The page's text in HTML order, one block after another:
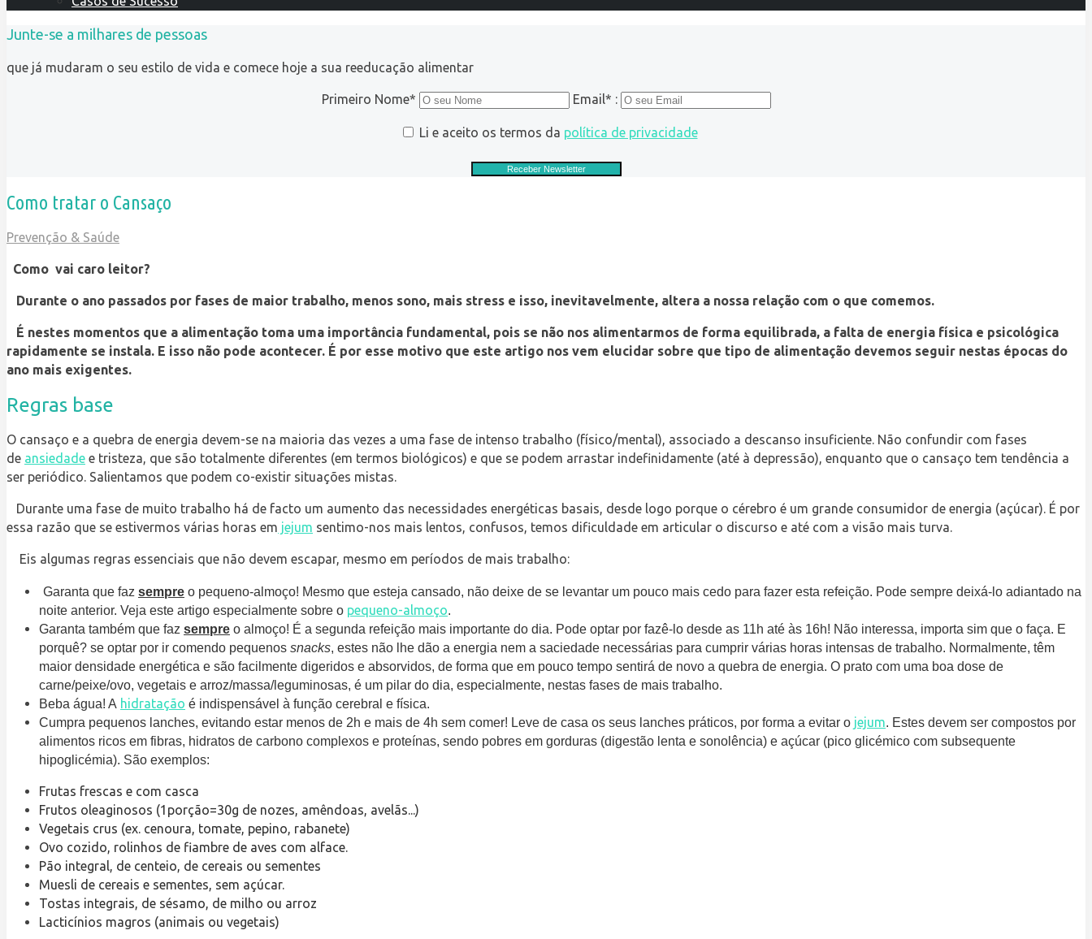
Junte-se a milhares de pessoas
que já mudaram o seu estilo de vida e comece hoje a sua reeducação alimentar
Primeiro Nome* Email* :
Li e aceito os termos da política de privacidade
Como tratar o Cansaço
Prevenção & Saúde
Como vai caro leitor?
Durante o ano passados por fases de maior trabalho, menos sono, mais stress e isso, inevitavelmente, altera a nossa relação com o que comemos.
É nestes momentos que a alimentação toma uma importância fundamental, pois se não nos alimentarmos de forma equilibrada, a falta de energia física e psicológica
rapidamente se instala. E isso não pode acontecer. É por esse motivo que este artigo nos vem elucidar sobre que tipo de alimentação devemos seguir nestas épocas do
ano mais exigentes.
Regras base
O cansaço e a quebra de energia devem-se na maioria das vezes a uma fase de intenso trabalho (físico/mental), associado a descanso insuficiente. Não confundir com fases
de ansiedade e tristeza, que são totalmente diferentes (em termos biológicos) e que se podem arrastar indefinidamente (até à depressão), enquanto que o cansaço tem tendência a
ser periódico. Salientamos que podem co-existir situações mistas.
Durante uma fase de muito trabalho há de facto um aumento das necessidades energéticas basais, desde logo porque o cérebro é um grande consumidor de energia (açúcar). É por
essa razão que se estivermos várias horas em jejum sentimo-nos mais lentos, confusos, temos dificuldade em articular o discurso e até com a visão mais turva.
Eis algumas regras essenciais que não devem escapar, mesmo em períodos de mais trabalho:
Garanta que faz sempre o pequeno-almoço! Mesmo que esteja cansado, não deixe de se levantar um pouco mais cedo para fazer esta refeição. Pode sempre deixá-lo adiantado na
noite anterior. Veja este artigo especialmente sobre o pequeno-almoço.
Garanta também que faz sempre o almoço! É a segunda refeição mais importante do dia. Pode optar por fazê-lo desde as 11h até às 16h! Não interessa, importa sim que o faça. E
porquê? se optar por ir comendo pequenos snacks, estes não lhe dão a energia nem a saciedade necessárias para cumprir várias horas intensas de trabalho. Normalmente, têm
maior densidade energética e são facilmente digeridos e absorvidos, de forma que em pouco tempo sentirá de novo a quebra de energia. O prato com uma boa dose de
carne/peixe/ovo, vegetais e arroz/massa/leguminosas, é um pilar do dia, especialmente, nestas fases de mais trabalho.
Beba água! A hidratação é indispensável à função cerebral e física.
Cumpra pequenos lanches, evitando estar menos de 2h e mais de 4h sem comer! Leve de casa os seus lanches práticos, por forma a evitar o jejum. Estes devem ser compostos por
alimentos ricos em fibras, hidratos de carbono complexos e proteínas, sendo pobres em gorduras (digestão lenta e sonolência) e açúcar (pico glicémico com subsequente
hipoglicémia). São exemplos:
Frutas frescas e com casca
Frutos oleaginosos (1porção=30g de nozes, amêndoas, avelãs...)
Vegetais crus (ex. cenoura, tomate, pepino, rabanete)
Ovo cozido, rolinhos de fiambre de aves com alface.
Pão integral, de centeio, de cereais ou sementes
Muesli de cereais e sementes, sem açúcar.
Tostas integrais, de sésamo, de milho ou arroz
Lacticínios magros (animais ou vegetais)